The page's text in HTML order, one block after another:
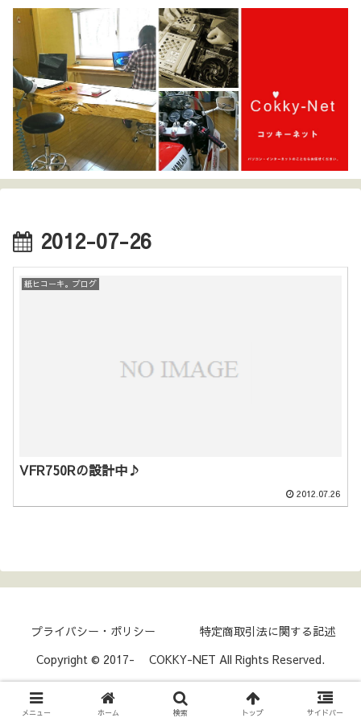
2012-07-26
紙ヒコーキ。ブログ
VFR750Rの設計中♪
2012.07.26
プライバシー・ポリシー
特定商取引法に関する記述
Copyright © 2017- COKKY-NET All Rights Reserved.
メニュー ホーム 検索 トップ サイドバー